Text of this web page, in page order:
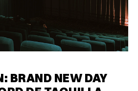
BRAND NEW DAY